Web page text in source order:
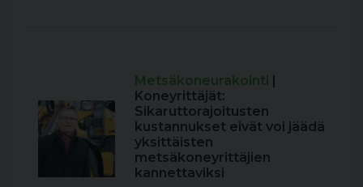
Metsäkoneurakointi |
Koneyrittäjät:
Sikaruttorajoitusten
kustannukset eivät voi jäädä
yksittäisten
metsäkoneyrittäjien
kannettaviksi